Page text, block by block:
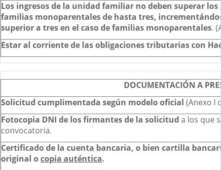
Los ingresos de la unidad familiar no deben superar los
familias monoparentales de hasta tres,
superior a tres en el caso de familias monoparentales.
Estar al corriente de las obligaciones tributarias con
DOCUMENTACIÓN A
Solicitud cumplimentada según modelo oficial (Anexo I
Fotocopia DNI de los firmantes de la solicitud a los que
convocatoria.
Certificado de la cuenta bancaria, o bien cartilla
original ocopia auténtica.